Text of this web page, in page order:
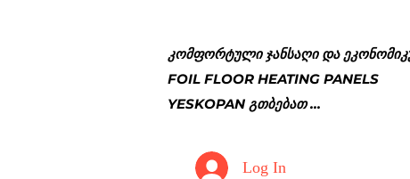
კომფორტული ჯანსაღი და
FOIL FLOOR HEATING PANELS
YESKOPAN გთბებათ ...
Log In